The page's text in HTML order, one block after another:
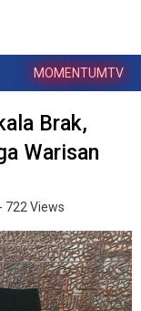
MOMENTUMTV
Brak,
Warisan
- 722 Views